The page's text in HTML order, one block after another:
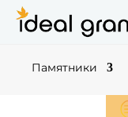
Памятники